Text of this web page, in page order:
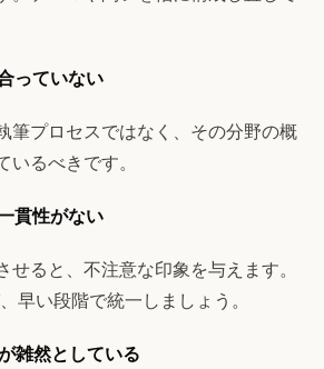
っていない
筆プロセスではなく、その分野の概
るべきです。
貫性がない
せると、不注意な印象を与えます。
早い段階で統一しましょう。
雑然としている